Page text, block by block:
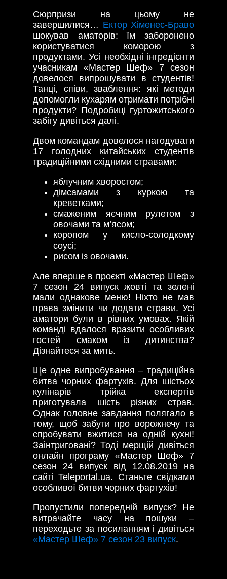
Сюрпризи на цьому не
завершилися… Ектор Хіменес-Браво
шокував аматорів: їм заборонено
користуватися коморою з
продуктами. Усі необхідні інгредієнти
учасникам «Мастер Шеф» 7 сезон
довелося випрошувати в студентів!
Танці, співи, зваблення: які методи
допомогли кухарям отримати потрібні
продукти? Подробиці гуртожитського
забігу дивіться далі.
Двом командам довелося нагодувати
17 голодних китайських студентів
традиційними східними стравами:
яблучним хворостом;
дімсамами з куркою та
креветками;
смаженим яєчним рулетом з
овочами та м’ясом;
коропом у кисло-солодкому
соусі;
рисом із овочами.
Але вперше в проєкті «Мастер Шеф»
7 сезон 24 випуск жовті та зелені
мали однакове меню! Ніхто не мав
права змінити чи додати страви. Усі
аматори були в рівних умовах. Якій
команді вдалося вразити особливих
гостей смаком із дитинства?
Дізнайтеся за мить.
Ще одне випробування – традиційна
битва чорних фартухів. Для шістьох
кулінарів трійка експертів
приготувала шість різних страв.
Однак головне завдання полягало в
тому, щоб забути про ворожнечу та
спробувати вжитися на одній кухні!
Заінтриговані? Тоді мерщій дивіться
онлайн програму «Мастер Шеф» 7
сезон 24 випуск від 12.08.2019 на
сайті Teleportal.ua. Станьте свідками
особливої битви чорних фартухів!
Пропустили попередній випуск? Не
витрачайте часу на пошуки –
переходьте за посиланням і дивіться
«Мастер Шеф» 7 сезон 23 випуск.